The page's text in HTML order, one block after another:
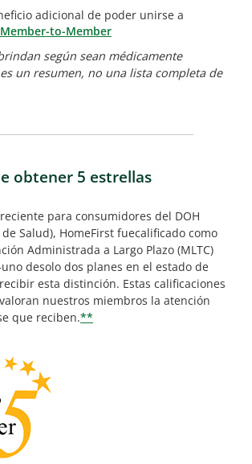
adicional de poder unirse a
to-Member
según sean médicamente
un resumen, no una lista completa de
obtener 5 estrellas
para consumidores del DOH
Salud), HomeFirst fuecalificado como
Administrada a Largo Plazo (MLTC)
desolo dos planes en el estado de
esta distinción. Estas calificaciones
nuestros miembros la atención
que reciben.**